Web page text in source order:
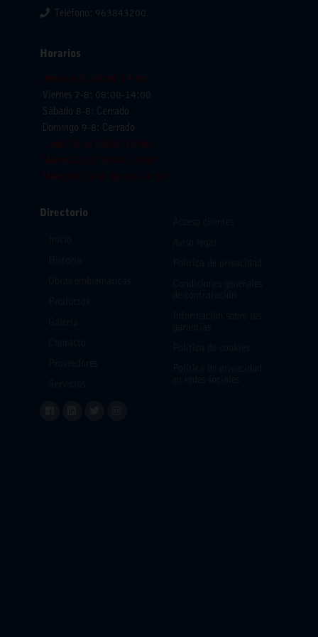
Directorio
Teléfono: 963843200.
Horarios
Jueves 6-8: 08:00-14:00
Viernes 7-8: 08:00-14:00
Sábado 8-8: Cerrado
Domingo 9-8: Cerrado
Lunes 10-8: 08:00-14:00
Martes 11-8: 08:00-14:00
Miercoles 12-8: 08:00-14:00